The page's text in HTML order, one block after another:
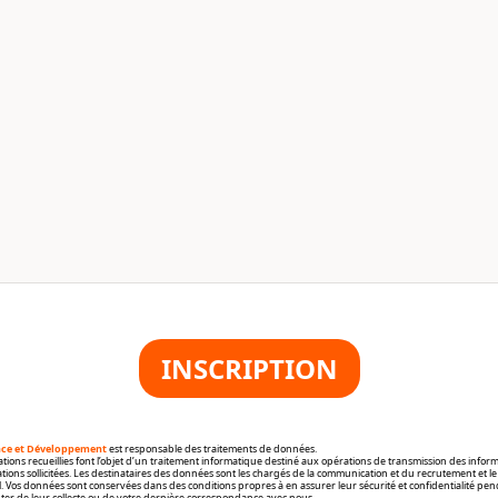
INSCRIPTION
et Développementest responsable des traitements de données.
recueillies font l’objet d’un traitement informatique destiné aux opérations de transmission des
sollicitées. Les destinataires des données sont les chargés de la communication et du recrutement et
Vos données sont conservées dans des conditions propres à en assurer leur sécurité et confidentialité